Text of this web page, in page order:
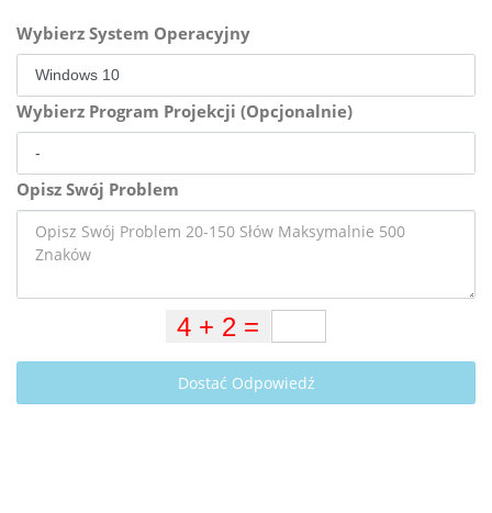
Wybierz System Operacyjny
Wybierz Program Projekcji (Opcjonalnie)
Opisz Swój Problem
Dostać Odpowiedź